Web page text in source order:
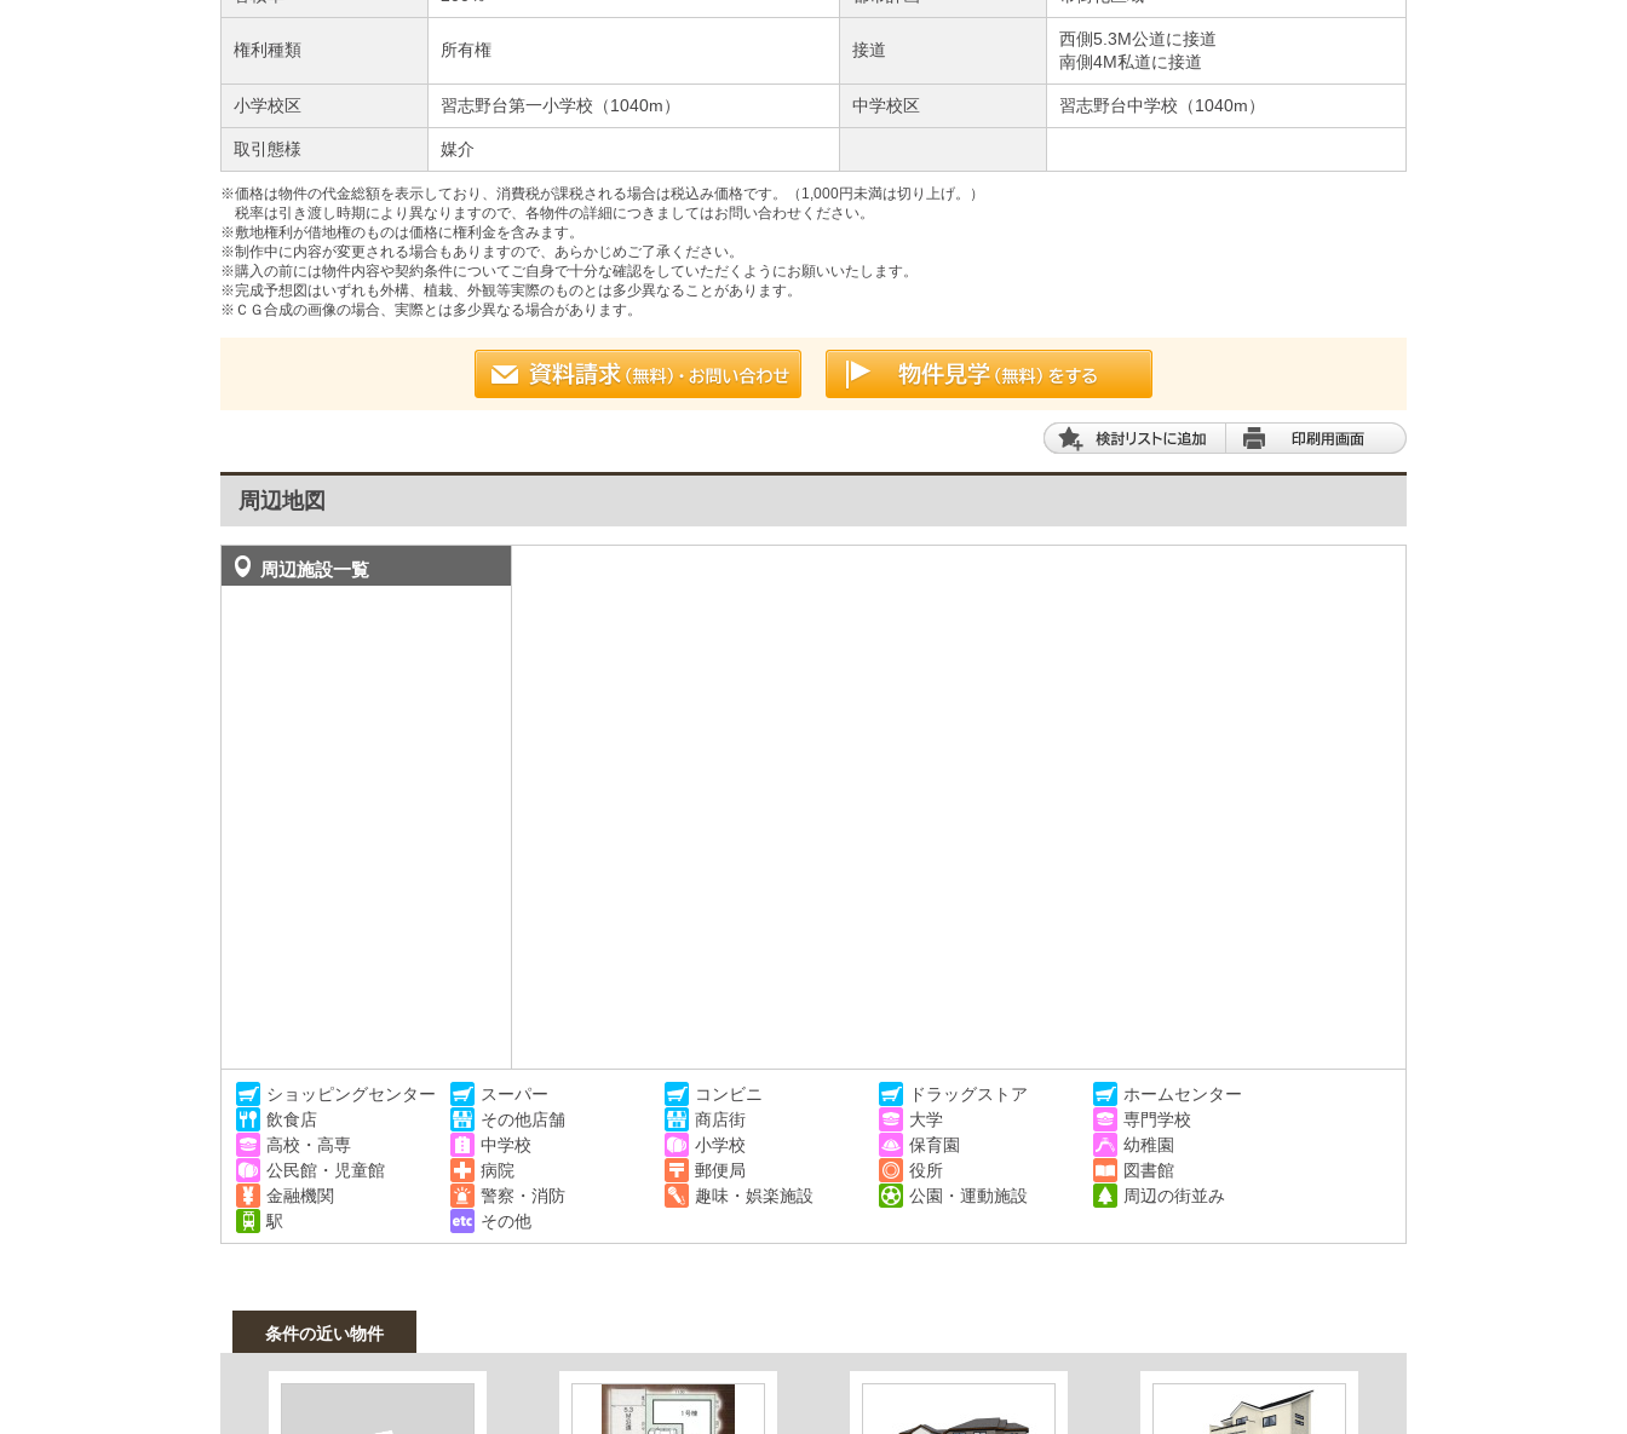
権利種類 所有権 接道
西側5.3M公道に接道
南側4M私道に接道
小学校区 習志野台第一小学校（1040m） 中学校区 習志野台中学校（1040m）
取引態様 媒介
※価格は物件の代金総額を表示しており、消費税が課税される場合は税込み価格です。（1,000円未満は切り上げ。）
税率は引き渡し時期により異なりますので、各物件の詳細につきましてはお問い合わせください。
※敷地権利が借地権のものは価格に権利金を含みます。
※制作中に内容が変更される場合もありますので、あらかじめご了承ください。
※購入の前には物件内容や契約条件についてご自身で十分な確認をしていただくようにお願いいたします。
※完成予想図はいずれも外構、植栽、外観等実際のものとは多少異なることがあります。
※ＣＧ合成の画像の場合、実際とは多少異なる場合があります。
周辺地図
周辺施設一覧
ショッピングセンター スーパー コンビニ ドラッグストア
ホームセンター
飲食店
その他店舗 商店街 大学
専門学校
高校・高専
中学校 小学校 保育園
幼稚園
公民館・児童館
病院 郵便局 役所
図書館
金融機関
警察・消防 趣味・娯楽施設 公園・運動施設
周辺の街並み
駅
その他
条件の近い物件